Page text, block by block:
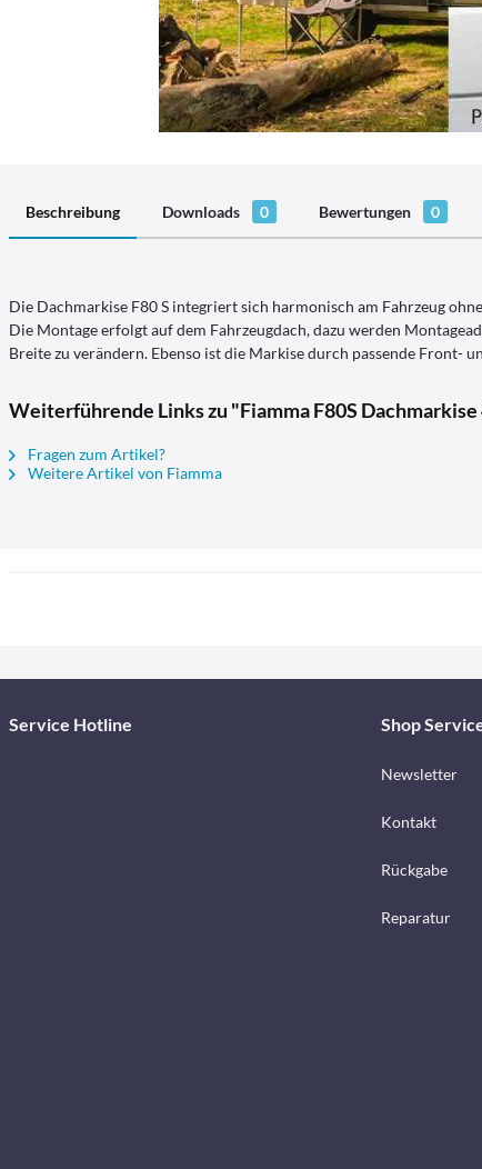
Beschreibung Downloads 0 Bewertungen 0
Die Dachmarkise F80 S integriert sich harmonisch am Fahrzeug
Die Montage erfolgt auf dem Fahrzeugdach, dazu werden
Breite zu verändern. Ebenso ist die Markise durch passende Front-
Weiterführende Links zu "Fiamma F80S
Fragen zum Artikel?
Weitere Artikel von Fiamma
Service Hotline Shop
Newsletter
Kontakt
Rückgabe
Reparatur